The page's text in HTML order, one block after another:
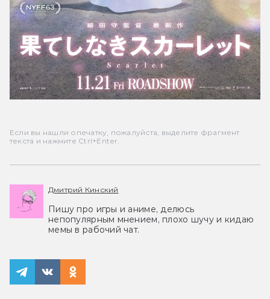
Если вы нашли опечатку, пожалуйста, выделите фрагмент
текста и нажмите Ctrl+Enter.
Дмитрий Кинский
Пишу про игры и аниме, делюсь
непопулярным мнением, плохо шучу и кидаю
мемы в рабочий чат.